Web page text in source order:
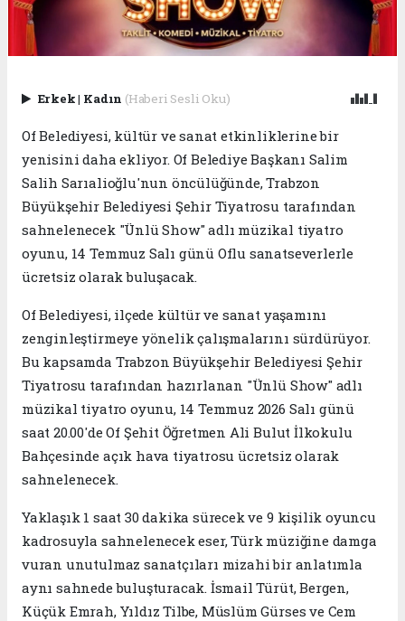
Erkek| Kadın (Haberi Sesli Oku)
Of Belediyesi, kültür ve sanat etkinliklerine bir
yenisini daha ekliyor. Of Belediye Başkanı Salim
Salih Sarıalioğlu'nun öncülüğünde, Trabzon
Büyükşehir Belediyesi Şehir Tiyatrosu tarafından
sahnelenecek "Ünlü Show" adlı müzikal tiyatro
oyunu, 14 Temmuz Salı günü Oflu sanatseverlerle
ücretsiz olarak buluşacak.
Of Belediyesi, ilçede kültür ve sanat yaşamını
zenginleştirmeye yönelik çalışmalarını sürdürüyor.
Bu kapsamda Trabzon Büyükşehir Belediyesi Şehir
Tiyatrosu tarafından hazırlanan "Ünlü Show" adlı
müzikal tiyatro oyunu, 14 Temmuz 2026 Salı günü
saat 20.00'de Of Şehit Öğretmen Ali Bulut İlkokulu
Bahçesinde açık hava tiyatrosu ücretsiz olarak
sahnelenecek.
Yaklaşık 1 saat 30 dakika sürecek ve 9 kişilik oyuncu
kadrosuyla sahnelenecek eser, Türk müziğine damga
vuran unutulmaz sanatçıları mizahi bir anlatımla
aynı sahnede buluşturacak. İsmail Türüt, Bergen,
Küçük Emrah, Yıldız Tilbe, Müslüm Gürses ve Cem